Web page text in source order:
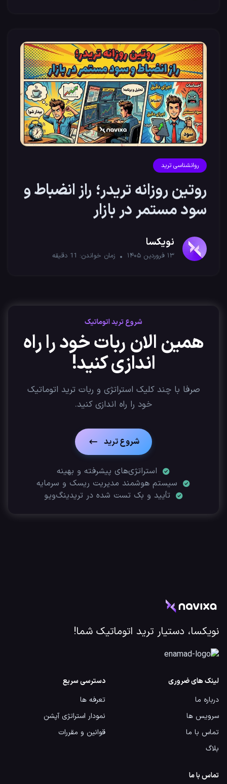
روانشناسی ترید
روتین روزانه تریدر؛ راز انضباط و
سود مستمر در بازار
نویکسا
۱۳ فروردین ۱۴۰۵ زمان خواندن: 11 دقیقه
شروع ترید اتوماتیک
همین الان ربات خود را راه
اندازی کنید!
صرفا با چند کلیک استراتژی‌ و ربات ترید اتوماتیک
خود را راه اندازی کنید.
شروع ترید
استراتژی‌های پیشرفته و بهینه
سیستم هوشمند مدیریت ریسک و سرمایه
تأیید‌ و بک تست شده در تریدینگ‌ویو
نویکسا، دستیار ترید اتوماتیک شما!
لینک های ضروری
درباره ما
سرویس ها
تماس با ما
بلاگ
دسترسی سریع
تعرفه ها
نمودار استراتژی آپشن
قوانین و مقررات
تماس با ما